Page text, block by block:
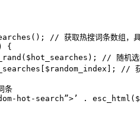
// 获取热搜词条数组，具体
{
// 随机选
// 获
条
hot-search”>’ .